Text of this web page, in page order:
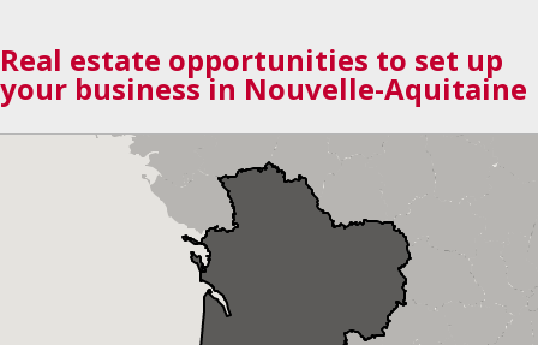
Real estate opportunities to set up
your business in Nouvelle-Aquitaine